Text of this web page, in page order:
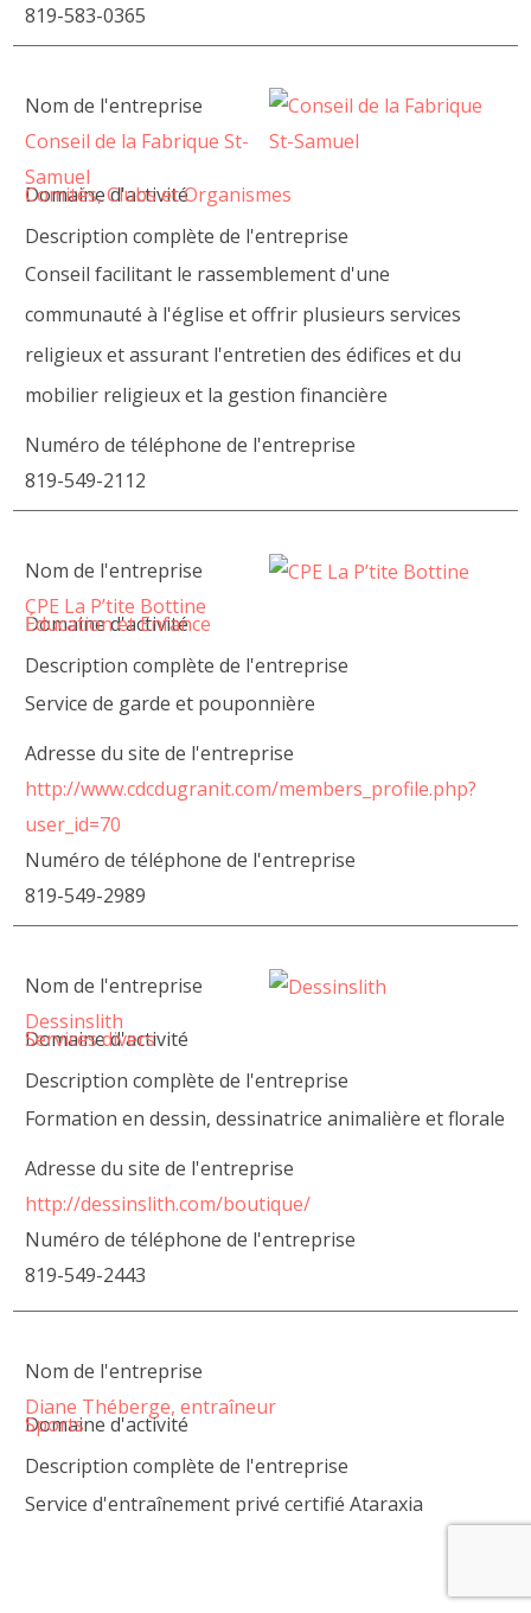
819-583-0365
Nom de l'entreprise
Conseil de la Fabrique St-
Samuel
Domaine d'activité
Comités, Clubs et Organismes
Description complète de l'entreprise
Conseil facilitant le rassemblement d'une
communauté à l'église et offrir plusieurs services
religieux et assurant l'entretien des édifices et du
mobilier religieux et la gestion financière
Numéro de téléphone de l'entreprise
819-549-2112
Nom de l'entreprise
CPE La P’tite Bottine
Domaine d'activité
Éducation et Enfance
Description complète de l'entreprise
Service de garde et pouponnière
Adresse du site de l'entreprise
http://www.cdcdugranit.com/members_profile.php?
user_id=70
Numéro de téléphone de l'entreprise
819-549-2989
Nom de l'entreprise
Dessinslith
Domaine d'activité
Services divers
Description complète de l'entreprise
Formation en dessin, dessinatrice animalière et florale
Adresse du site de l'entreprise
http://dessinslith.com/boutique/
Numéro de téléphone de l'entreprise
819-549-2443
Nom de l'entreprise
Diane Théberge, entraîneur
Domaine d'activité
Sports
Description complète de l'entreprise
Service d'entraînement privé certifié Ataraxia